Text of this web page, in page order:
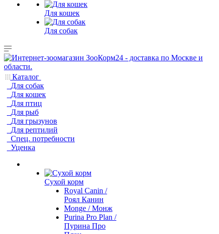
Для кошек
Для собак
Каталог
Для собак
Для кошек
Для птиц
Для рыб
Для грызунов
Для рептилий
Спец. потребности
Уценка
Сухой корм
Royal Canin /
Роял Канин
Monge / Монж
Purina Pro Plan /
Пурина Про